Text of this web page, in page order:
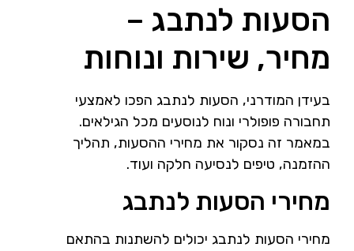
הסעות לנתבג –
מחיר, שירות ונוחות
בעידן המודרני, הסעות לנתבג הפכו לאמצעי
תחבורה פופולרי ונוח לנוסעים מכל הגילאים.
במאמר זה נסקור את מחירי ההסעות, תהליך
ההזמנה, טיפים לנסיעה חלקה ועוד.
מחירי הסעות לנתבג
מחירי הסעות לנתבג יכולים להשתנות בהתאם